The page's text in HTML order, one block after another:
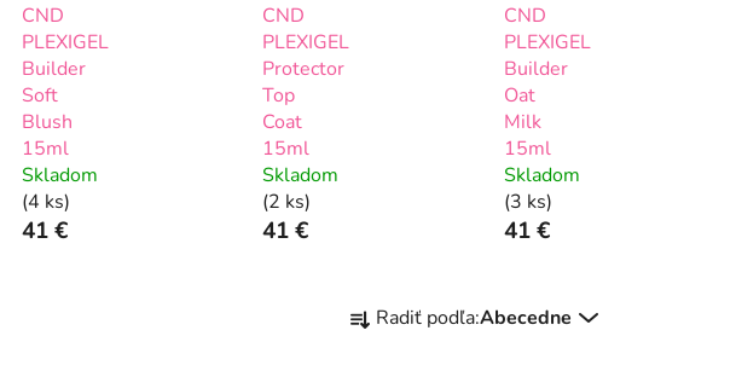
CND
PLEXIGEL
Builder
Soft
Blush
15ml
Skladom
(4 ks)
41 €
CND
PLEXIGEL
Protector
Top
Coat
15ml
Skladom
(2 ks)
41 €
CND
PLEXIGEL
Builder
Oat
Milk
15ml
Skladom
(3 ks)
41 €
a Radiť podľa:Abecedne